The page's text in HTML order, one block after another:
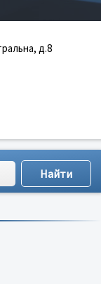
д.8
;рейтингу;отзывам